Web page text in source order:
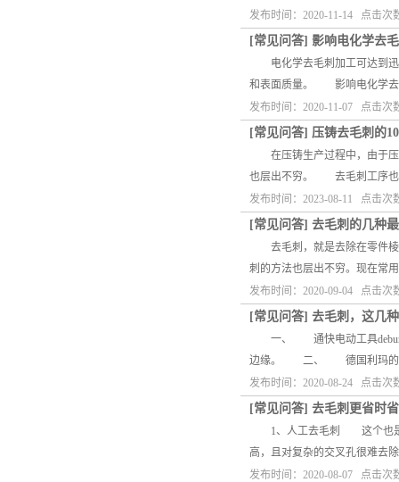
发布时间：2020-11-14 点击次
[常见问答] 影响电化学去
电化学去毛刺加工可达到迅
和表面质量。 影响电化学去
发布时间：2020-11-07 点击次
[常见问答] 压铸去毛刺的
在压铸生产过程中，由于压
也层出不穷。 去毛刺工序也
发布时间：2023-08-11 点击次
[常见问答] 去毛刺的几种
去毛刺，就是去除在零件棱
刺的方法也层出不穷。现在常
发布时间：2020-09-04 点击次
[常见问答] 去毛刺，这几
一、 通快电动工具deburrer
边缘。 二、 德国利玛的全
发布时间：2020-08-24 点击次
[常见问答] 去毛刺更省时
1、人工去毛刺 这个也是一
高，且对复杂的交叉孔很难
发布时间：2020-08-07 点击次